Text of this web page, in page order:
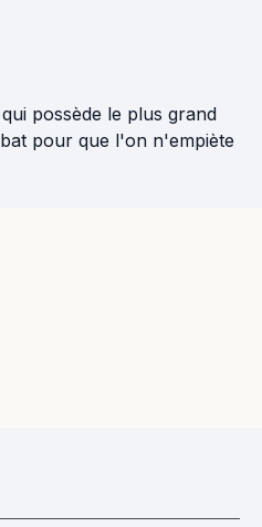
possède le plus grand
pour que l'on n'empiète